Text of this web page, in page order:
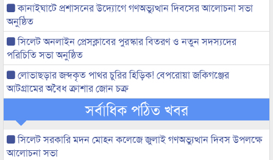
কানাইঘাটে প্রশাসনের উদ্যোগে গণঅভ্যুত্থান দিবসের আলোচনা সভা
অনুষ্ঠিত
সিলেট অনলাইন প্রেসক্লাবের পুরস্কার বিতরণ ও নতুন সদস্যদের
পরিচিতি সভা অনুষ্ঠিত
লোভাছড়ার জব্দকৃত পাথর চুরির হিড়িক! বেপরোয়া জকিগঞ্জের
আটগ্রামের অবৈধ ক্রাশার জোন চক্র
সর্বাধিক পঠিত খবর
সিলেট সরকারি মদন মোহন কলেজে জুলাই গণঅভ্যুত্থান দিবস উপলক্ষে
আলোচনা সভা